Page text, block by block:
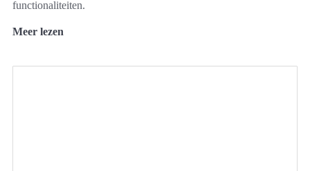
functionaliteiten.
Meer lezen